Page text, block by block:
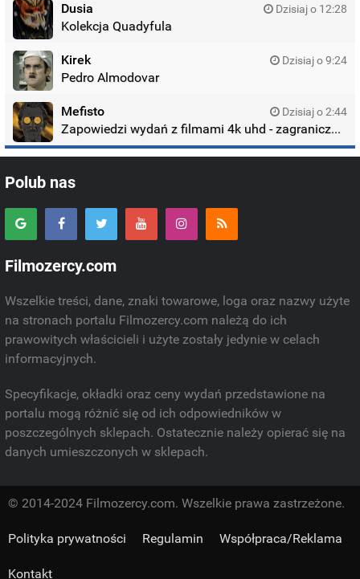
Dusia Dzisiaj o 12:28
Kolekcja Quadyfula
Kirek Dzisiaj o 9:24
Pedro Almodovar
Mefisto Dzisiaj o 2:44
Zapowiedzi wydań z filmami 4k uhd - zagraniczne wydania
Polub nas
Filmozercy.com
Wszelkie treści, dane, znaki towarowe, loga oraz nazwy użyte
na stronach portalu Filmozercy.com należą do ich
prawowitych właścicieli i użyte zostały jedynie w celach
informacyjnych.
Specyfikacje, okładki oraz ceny wydań przedstawione na
portalu mogą różnić się od ich odpowiedników w
poszczególnych sklepach. Ostatecznie należy opierać się na
danych umieszczonych w sklepach.
© 2014-2024 Filmozercy.com. Wszelkie prawa zastrzeżone.
Polityka prywatności Regulamin Współpraca/Reklama
Kontakt